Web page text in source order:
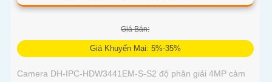
Giá Bán:
Giá Khuyến Mại: 5%-35%
Camera DH-IPC-HDW3441EM-S-S2 độ phân giải 4MP cảm